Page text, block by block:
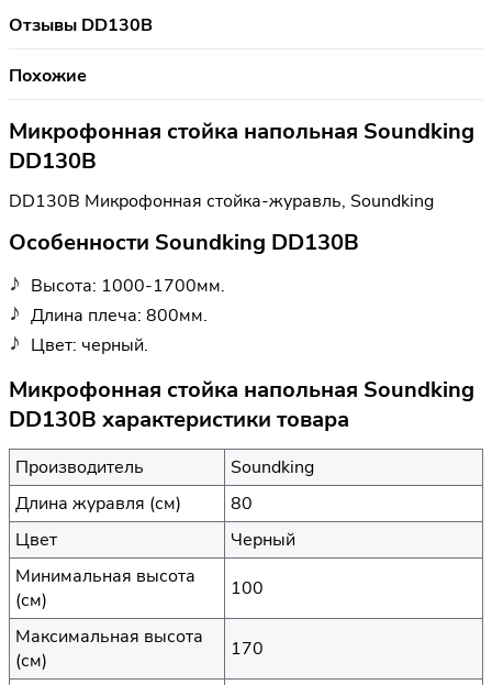
Отзывы DD130B
Похожие
Микрофонная стойка напольная Soundking
DD130B
DD130B Микрофонная стойка-журавль, Soundking
Особенности Soundking DD130B
Высота: 1000-1700мм.
Длина плеча: 800мм.
Цвет: черный.
Микрофонная стойка напольная Soundking
DD130B характеристики товара
Производитель
Soundking
Длина журавля (см)
80
Цвет
Черный
Минимальная высота
(см)
100
Максимальная высота
(см)
170